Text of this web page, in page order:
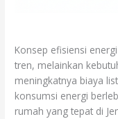
Konsep efisiensi
tren, melainkan
meningkatnya biaya
konsumsi energi
rumah yang tepat di